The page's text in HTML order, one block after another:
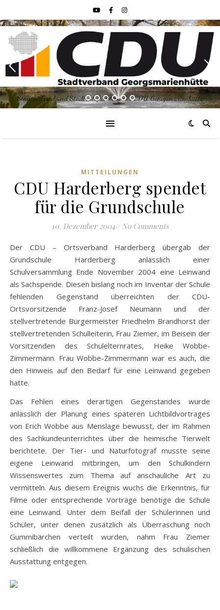
Stadtverband und Stadtratsfraktion der CDU Georgsmarienhütte
MITTEILUNGEN
CDU Harderberg spendet
für die Grundschule
10. Dezember 2004 / No Comments
Der CDU – Ortsverband Harderberg übergab der
Grundschule Harderberg anlässlich einer
Schulversammlung Ende November 2004 eine Leinwand
als Sachspende. Diesen bislang noch im Inventar der Schule
fehlenden Gegenstand überreichten der CDU-
Ortsvorsitzende Franz-Josef Neumann und der
stellvertretende Bürgermeister Friedhelm Brandhorst der
stellvertretenden Schulleiterin, Frau Ziemer, im Beisein der
Vorsitzenden des Schulelternrates, Heike Wobbe-
Zimmermann. Frau Wobbe-Zimmermann war es auch, die
den Hinweis auf den Bedarf für eine Leinwand gegeben
hatte.
Das Fehlen eines derartigen Gegenstandes wurde
anlässlich der Planung eines späteren Lichtbildvortrages
von Erich Wobbe aus Menslage bewusst, der im Rahmen
des Sachkundeunterrichtes über die heimische Tierwelt
berichtete. Der Tier- und Naturfotograf musste seine
eigene Leinwand mitbringen, um den Schulkindern
Wissenswertes zum Thema auf anschauliche Art zu
vermitteln. Aus diesem Ereignis wuchs die Erkenntnis, für
Filme oder entsprechende Vorträge benötige die Schule
eine Leinwand. Unter dem Beifall der Schülerinnen und
Schüler, unter denen zusätzlich als Überraschung noch
Gummibärchen verteilt wurden, nahm Frau Ziemer
schließlich die willkommene Ergänzung des schulischen
Ausstattung entgegen.